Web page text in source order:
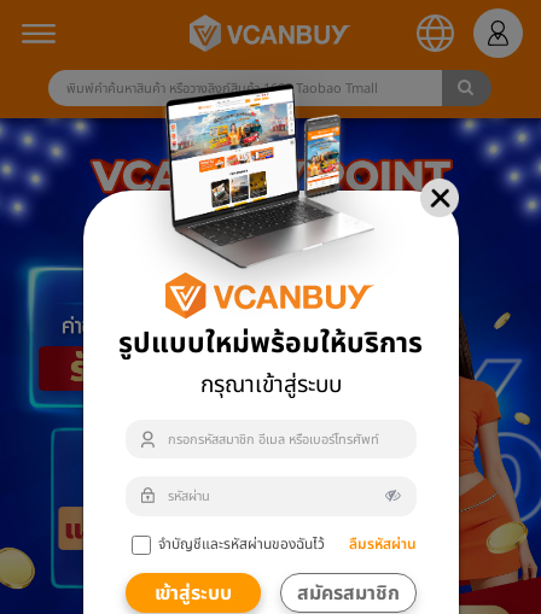
รูปแบบใหม่พร้อมให้บริการ
กรุณาเข้าสู่ระบบ
จำบัญชีและรหัสผ่านของฉันไว้ ลืมรหัสผ่าน
เข้าสู่ระบบ สมัครสมาชิก